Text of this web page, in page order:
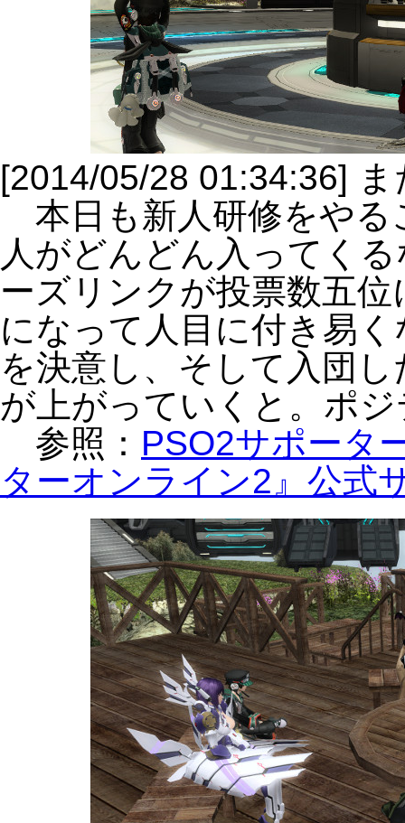
[2014/05/28 01:34:36]
本日も新人研修をやる
人がどんどん入ってく
ーズリンクが投票数五
になって人目に付き易
を決意し、そして入団
が上がっていくと。ポ
参照： PSO2サポータ
ターオンライン2』公式